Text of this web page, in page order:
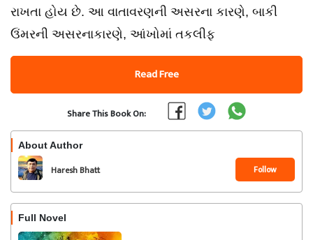
રાખતા હોય છે. આ વાતાવરણની અસરના કારણે, બાકી
ઉંમરની અસરનાકારણે, આંખોમાં તકલીફ
Read Free
Share This Book On:
About Author
Haresh Bhatt Follow
Full Novel